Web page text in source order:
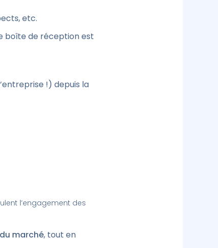
etc.
boîte de réception est
!) depuis la
l’engagement des
marché, tout en